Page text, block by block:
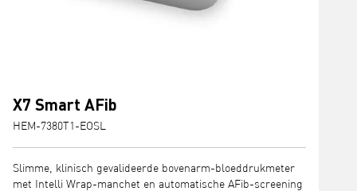
X7 Smart AFib
HEM-7380T1-EOSL
Slimme, klinisch gevalideerde bovenarm-bloeddrukmeter
met Intelli Wrap-manchet en automatische AFib-screening